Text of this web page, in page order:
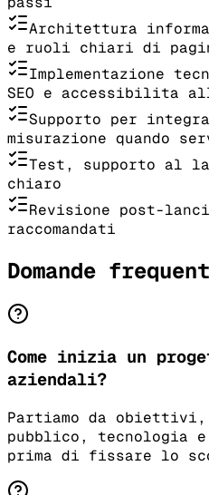
Architettura
e ruoli chiari di
Implementazione
SEO e accessibilita
Supporto per
misurazione quando
Test, supporto al
chiaro
Revisione post-
raccomandati
Domande
Come inizia un
aziendali?
Partiamo da
pubblico, tecnologia
prima di fissare lo